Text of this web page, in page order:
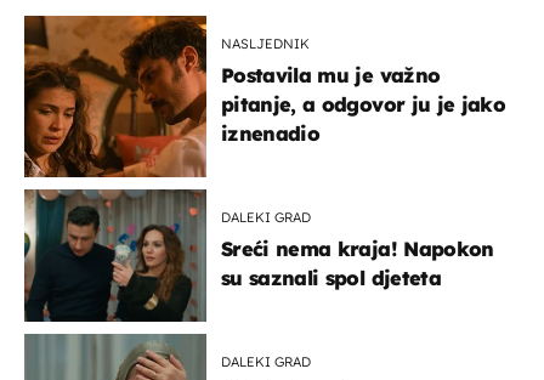
NASLJEDNIK
Postavila mu je važno
pitanje, a odgovor ju je jako
iznenadio
DALEKI GRAD
Sreći nema kraja! Napokon
su saznali spol djeteta
DALEKI GRAD